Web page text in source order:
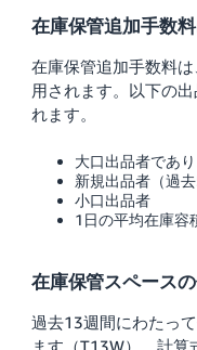
在庫保管追加手数
在庫保管追加手数料
用されます。以下の
れます。
大口出品者であ
新規出品者（過
小口出品者
1日の平均在庫容
在庫保管スペース
過去13週間にわたっ
ます（T13W）。計